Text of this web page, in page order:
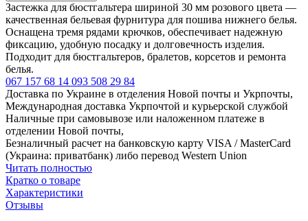
Застежка для бюстгальтера шириной 30 мм розового цвета —
качественная бельевая фурнитура для пошива нижнего белья.
Оснащена тремя рядами крючков, обеспечивает надежную
фиксацию, удобную посадку и долговечность изделия.
Подходит для бюстгальтеров, бралетов, корсетов и ремонта
белья.
067 157 68 14 093 508 29 84
Доставка по Украине в отделения Новой почты и Укрпочты,
Международная доставка Укрпочтой и курьерской службой
Наличные при самовывозе или наложенном платеже в
отделении Новой почты,
Безналичный расчет на банковскую карту VISA / MasterCard
(Украина: приватбанк) либо перевод Western Union
Читать полностью
Кратко о товаре
Характеристики
Отзывы